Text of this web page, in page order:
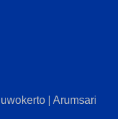
| Arumsari